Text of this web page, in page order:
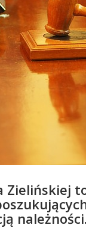
Zielińskiej
należności.